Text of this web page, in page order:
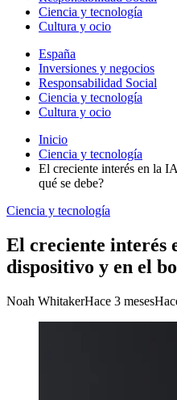
Ciencia y tecnología
Cultura y ocio
España
Inversiones y negocios
Responsabilidad Social
Ciencia y tecnología
Cultura y ocio
Inicio
Ciencia y tecnología
El creciente interés en la
qué se debe?
Ciencia y tecnología
El creciente interés
dispositivo y en el
Noah WhitakerHace 3 meses